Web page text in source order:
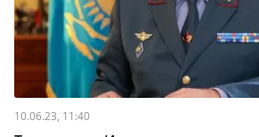
10.06.23, 11:40